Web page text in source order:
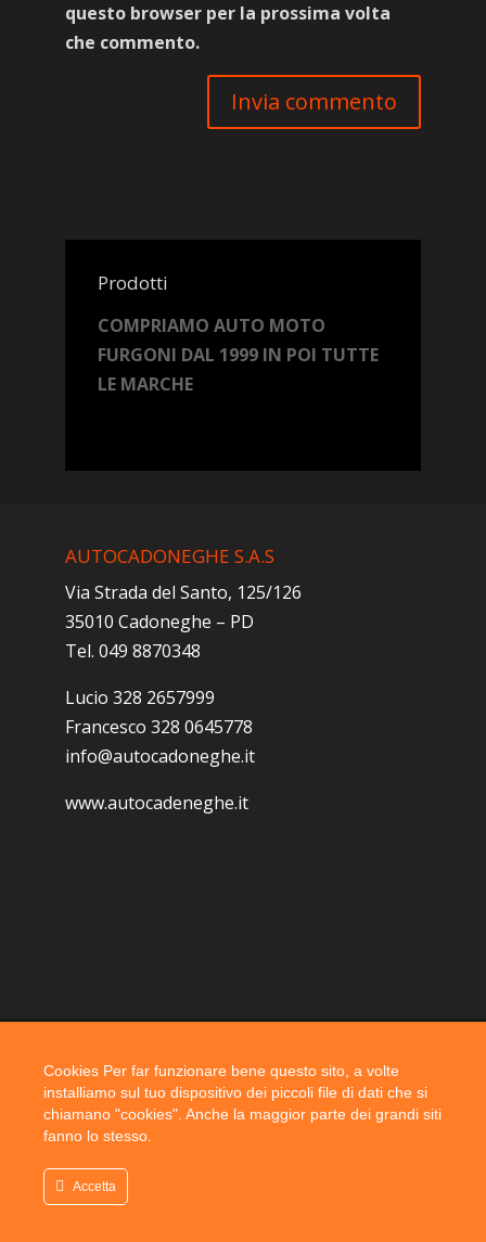
questo browser per la prossima volta
che commento.
Prodotti
COMPRIAMO AUTO MOTO
FURGONI DAL 1999 IN POI TUTTE
LE MARCHE
AUTOCADONEGHE S.A.S
Via Strada del Santo, 125/126
35010 Cadoneghe – PD
Tel. 049 8870348
Lucio 328 2657999
Francesco 328 0645778
info@autocadoneghe.it
www.autocadeneghe.it
Coyright 2019 @ autocadoneghe s.a.s.
Cookies Per far funzionare bene questo sito, a volte
installiamo sul tuo dispositivo dei piccoli file di dati che si
chiamano "cookies". Anche la maggior parte dei grandi siti
fanno lo stesso.
Accetta